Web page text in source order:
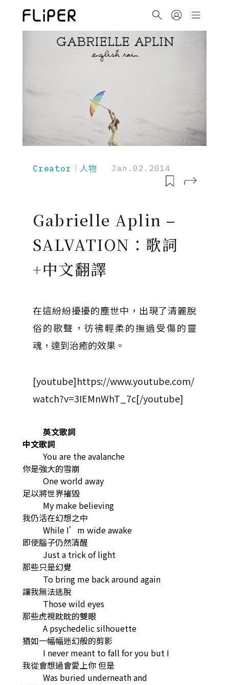
Creator｜人物 Jan.02.2014
Gabrielle Aplin –
SALVATION：歌詞
+中文翻譯
在這紛紛擾擾的塵世中，出現了清麗脫
俗的歌聲，彷彿輕柔的撫過受傷的靈
魂，達到治癒的效果。
[youtube]https://www.youtube.com/
watch?v=3IEMnWhT_7c[/youtube]
英文歌詞
中文歌詞
You are the avalanche
你是強大的雪崩
One world away
足以將世界摧毀
My make believing
我仍活在幻想之中
While I’m wide awake
即使腦子仍然清醒
Just a trick of light
那些只是幻覺
To bring me back around again
讓我無法逃脫
Those wild eyes
那些虎視眈眈的雙眼
A psychedelic silhouette
猶如一幅幅迷幻般的剪影
I never meant to fall for you but I
我從會想過會愛上你 但是
Was buried underneath and